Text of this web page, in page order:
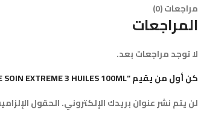
مراجعات (0)
المراجعات
لا توجد مراجعات بعد.
كن أول من يقيم “DESSANGE SOIN EXTREME 3 HUILES 100ML”
لن يتم نشر عنوان بريدك الإلكتروني.الحقول